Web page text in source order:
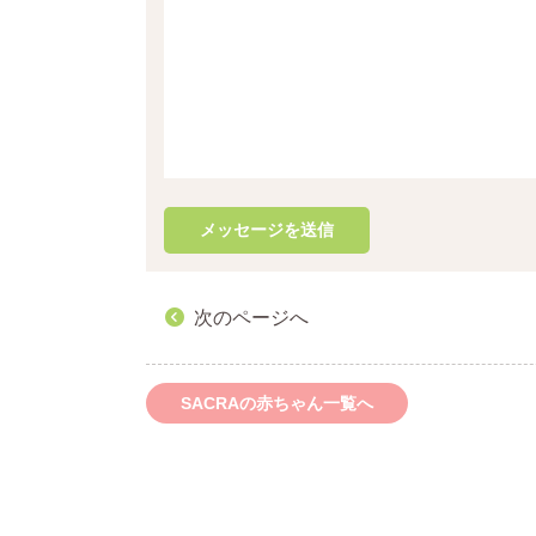
次のページへ
SACRAの赤ちゃん一覧へ